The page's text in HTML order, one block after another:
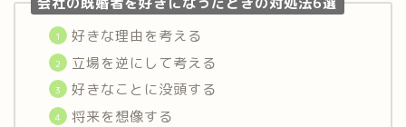
好きな理由を考える
立場を逆にして考える
好きなことに没頭する
将来を想像する